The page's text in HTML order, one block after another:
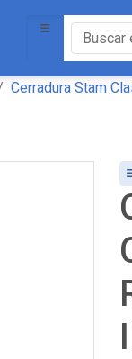
Cerradura Stam